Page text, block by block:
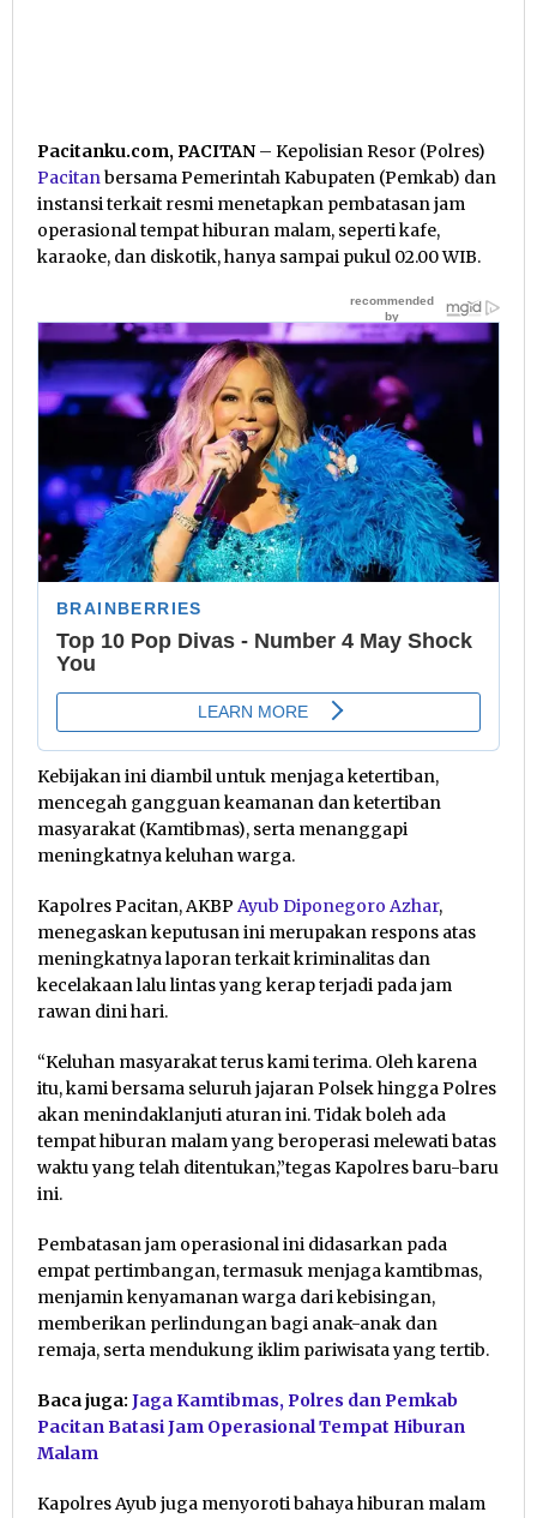
Pacitanku.com, PACITAN – Kepolisian Resor (Polres)
Pacitanbersama Pemerintah Kabupaten (Pemkab) dan
instansi terkait resmi menetapkan pembatasan jam
operasional tempat hiburan malam, seperti kafe,
karaoke, dan diskotik, hanya sampai pukul 02.00 WIB.
Kebijakan ini diambil untuk menjaga ketertiban,
mencegah gangguan keamanan dan ketertiban
masyarakat (Kamtibmas), serta menanggapi
meningkatnya keluhan warga.
Kapolres Pacitan, AKBP Ayub Diponegoro Azhar,
menegaskan keputusan ini merupakan respons atas
meningkatnya laporan terkait kriminalitas dan
kecelakaan lalu lintas yang kerap terjadi pada jam
rawan dini hari.
“Keluhan masyarakat terus kami terima. Oleh karena
itu, kami bersama seluruh jajaran Polsek hingga Polres
akan menindaklanjuti aturan ini. Tidak boleh ada
tempat hiburan malam yang beroperasi melewati batas
waktu yang telah ditentukan,”tegas Kapolres baru-baru
ini.
Pembatasan jam operasional ini didasarkan pada
empat pertimbangan, termasuk menjaga kamtibmas,
menjamin kenyamanan warga dari kebisingan,
memberikan perlindungan bagi anak-anak dan
remaja, serta mendukung iklim pariwisata yang tertib.
Baca juga: Jaga Kamtibmas, Polres dan Pemkab
Pacitan Batasi Jam Operasional Tempat Hiburan
Malam
Kapolres Ayub juga menyoroti bahaya hiburan malam